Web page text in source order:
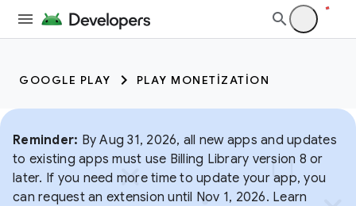
GOOGLE PLAY PLAY MONETIZATION
Reminder: By Aug 31, 2026, all new apps and updates
to existing apps must use Billing Library version 8 or
later. If you need more time to update your app, you
can request an extension until Nov 1, 2026. Learn